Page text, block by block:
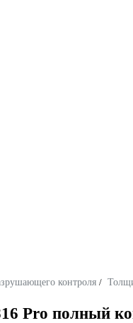
контроля /
Pro полный